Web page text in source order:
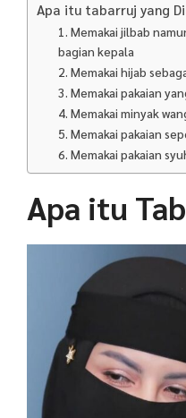
Apa itu tabarruj yang
1. Memakai jilbab
bagian kepala
2. Memakai hijab
3. Memakai pakaian
4. Memakai minyak
5. Memakai pakaian
6. Memakai pakaian
Apa itu